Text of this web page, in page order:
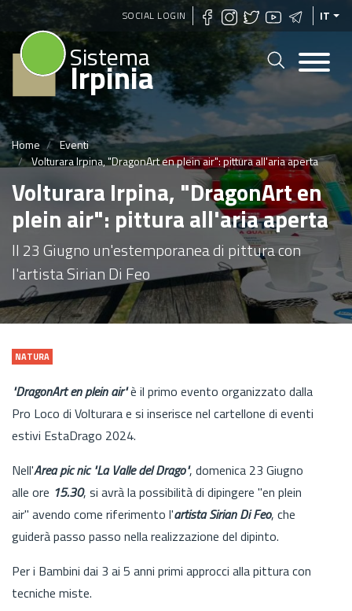
Salta
al
contenuto
principale
SOCIAL LOGIN IT
Sistema
Irpinia
Home
Eventi
Volturara Irpina, "DragonArt en plein air": pittura all'aria aperta
Volturara Irpina, "DragonArt en
plein air": pittura all'aria aperta
Il 23 Giugno un'estemporanea di pittura con
l'artista Sirian Di Feo
NATURA
"DragonArt en plein air"è il primo evento organizzato dalla
Pro Loco di Volturara e si inserisce nel cartellone di eventi
estivi EstaDrago 2024.
Nell'Area pic nic "La Valle del Drago", domenica 23 Giugno
alle ore 15.30, si avrà la possibilità di dipingere "en plein
air" avendo come riferimento l'artista Sirian Di Feo, che
guiderà passo passo nella realizzazione del dipinto.
Per i Bambini dai 3 ai 5 anni primi approcci alla pittura con
tecniche miste.